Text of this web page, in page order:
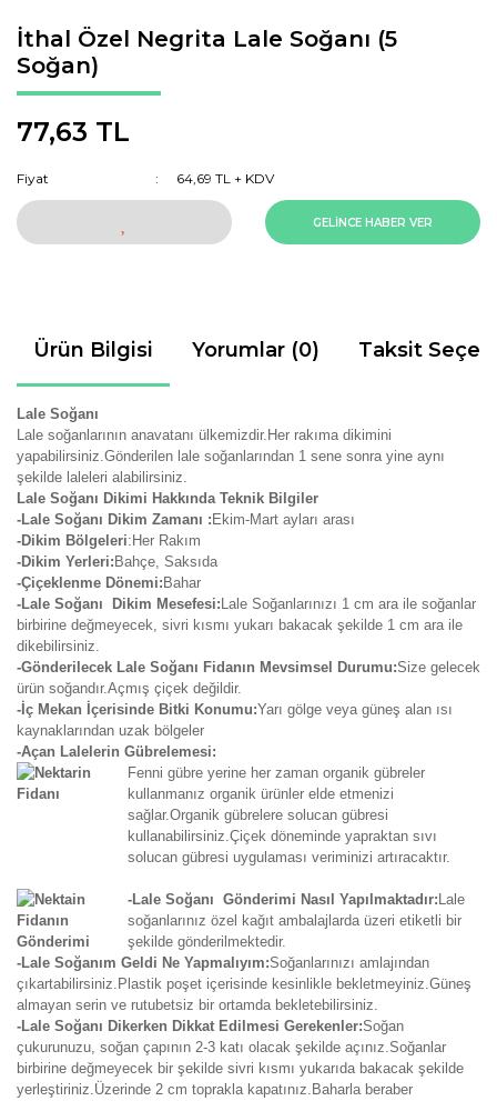
İthal Özel Negrita Lale Soğanı (5
Soğan)
77,63 TL
Fiyat 64,69 TL + KDV
GELİNCE HABER VER
Ürün Bilgisi Yorumlar (0) Taksit
Lale Soğanı
Lale soğanlarının anavatanı ülkemizdir.Her rakıma dikimini
yapabilirsiniz.Gönderilen lale soğanlarından 1 sene sonra yine aynı
şekilde laleleri alabilirsiniz.
Lale Soğanı Dikimi Hakkında Teknik Bilgiler
-Lale Soğanı Dikim Zamanı : Ekim-Mart ayları arası
-Dikim Bölgeleri:Her Rakım
-Dikim Yerleri: Bahçe, Saksıda
-Çiçeklenme Dönemi: Bahar
-Lale Soğanı Dikim Mesefesi: Lale Soğanlarınızı 1 cm ara ile soğanlar
birbirine değmeyecek, sivri kısmı yukarı bakacak şekilde 1 cm ara ile
dikebilirsiniz.
-Gönderilecek Lale Soğanı Fidanın Mevsimsel Durumu:Size gelecek
ürün soğandır.Açmış çiçek değildir.
-İç Mekan İçerisinde Bitki Konumu:Yarı gölge veya güneş alan ısı
kaynaklarından uzak bölgeler
-Açan Lalelerin Gübrelemesi:
Fenni gübre yerine her zaman organik gübreler
kullanmanız organik ürünler elde etmenizi
sağlar.Organik gübrelere solucan gübresi
kullanabilirsiniz.Çiçek döneminde yapraktan sıvı
solucan gübresi uygulaması veriminizi artıracaktır.
-Lale Soğanı Gönderimi Nasıl Yapılmaktadır: Lale
soğanlarınız özel kağıt ambalajlarda üzeri etiketli bir
şekilde gönderilmektedir.
-Lale Soğanım Geldi Ne Yapmalıyım:Soğanlarınızı amlajından
çıkartabilirsiniz.Plastik poşet içerisinde kesinlikle bekletmeyiniz.Güneş
almayan serin ve rutubetsiz bir ortamda bekletebilirsiniz.
-Lale Soğanı Dikerken Dikkat Edilmesi Gerekenler:Soğan
çukurunuzu, soğan çapının 2-3 katı olacak şekilde açınız.Soğanlar
birbirine değmeyecek bir şekilde sivri kısmı yukarıda bakacak şekilde
yerleştiriniz.Üzerinde 2 cm toprakla kapatınız.Baharla beraber